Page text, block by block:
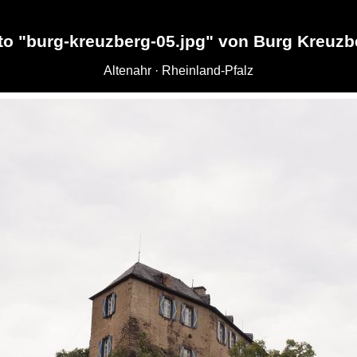
"burg-kreuzberg-05.jpg" von Burg
Altenahr · Rheinland-Pfalz